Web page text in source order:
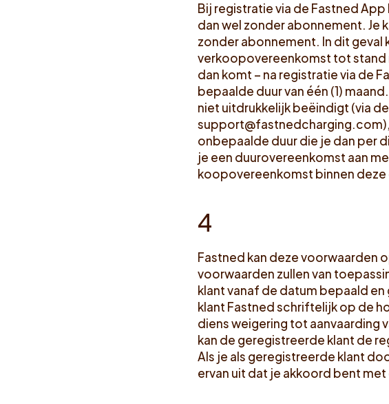
Bij registratie via de Fastned
dan wel zonder abonnement. Je
zonder abonnement. In dit
verkoopovereenkomst tot stand
dan komt – na registratie via de
bepaalde duur van één (1)
niet uitdrukkelijk beëindigt (via
support@fastnedcharging.com
onbepaalde duur die je dan per
je een duurovereenkomst aan
koopovereenkomst binnen
4
Fastned kan deze voorwaarden
voorwaarden zullen van
klant vanaf de datum bepaald
klant Fastned schriftelijk op de
diens weigering tot aanvaarding
kan de geregistreerde klant de
Als je als geregistreerde klant
ervan uit dat je akkoord bent